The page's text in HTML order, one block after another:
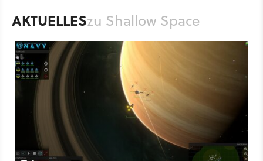
beherrschten Zonen des Planetensystems vorzudringen. Dabei
sollten wir darauf achten, nicht unter Eigenbeschuss zu geraten,
denn »Friendly Fire« ist in Shallow Space eine reale Bedrohung.
Spiel PC Echtzeit-Strategie
Special Circumstances
Shallow Space
AKTUELLESzu Shallow Space